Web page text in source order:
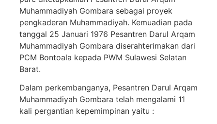
Muhammadiyah Gombara sebagai proyek
pengkaderan Muhammadiyah. Kemuadian pada
tanggal 25 Januari 1976 Pesantren Darul Arqam
Muhammadiyah Gombara diserahterimakan dari
PCM Bontoala kepada PWM Sulawesi Selatan
Barat.
Dalam perkembanganya, Pesantren Darul Arqam
Muhammadiyah Gombara telah mengalami 11
kali pergantian kepemimpinan yaitu :